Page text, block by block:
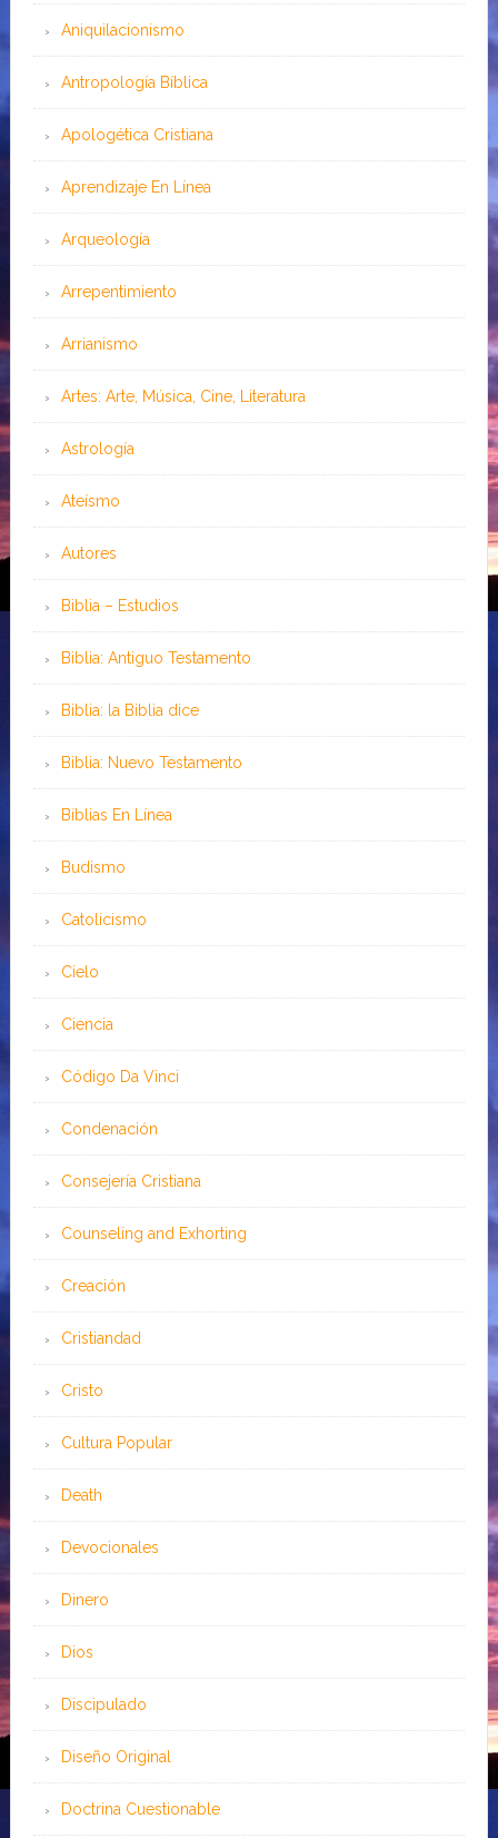
Aniquilacionismo
Antropología Bíblica
Apologética Cristiana
Aprendizaje En Línea
Arqueología
Arrepentimiento
Arrianismo
Artes: Arte, Música, Cine, Literatura
Astrología
Ateísmo
Autores
Biblia – Estudios
Biblia: Antiguo Testamento
Biblia: la Biblia dice
Biblia: Nuevo Testamento
Bíblias En Línea
Budismo
Catolicismo
Cielo
Ciencia
Código Da Vinci
Condenación
Consejería Cristiana
Counseling and Exhorting
Creación
Cristiandad
Cristo
Cultura Popular
Death
Devocionales
Dinero
Dios
Discipulado
Diseño Original
Doctrina Cuestionable